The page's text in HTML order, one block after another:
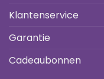
Klantenservice
Garantie
Cadeaubonnen